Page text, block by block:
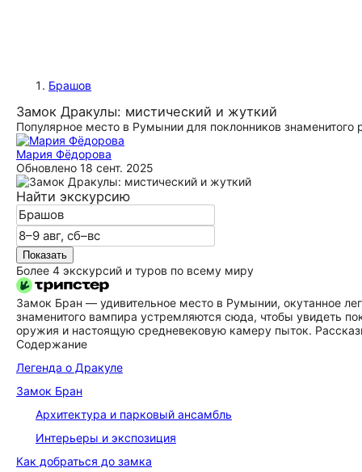
Брашов
Замок Дракулы: мистический и жуткий
Популярное место в Румынии для поклонников знаменитого
Мария Фёдорова
Обновлено 18 сент. 2025
Найти экскурсию
Показать
Более 4 экскурсий и туров по всему миру
Замок Бран — удивительное место в Румынии, окутанное
знаменитого вампира устремляются сюда, чтобы увидеть
оружия и настоящую средневековую камеру пыток.
Содержание
Легенда о Дракуле
Замок Бран
Архитектура и парковый ансамбль
Интерьеры и экспозиция
Как добраться до замка